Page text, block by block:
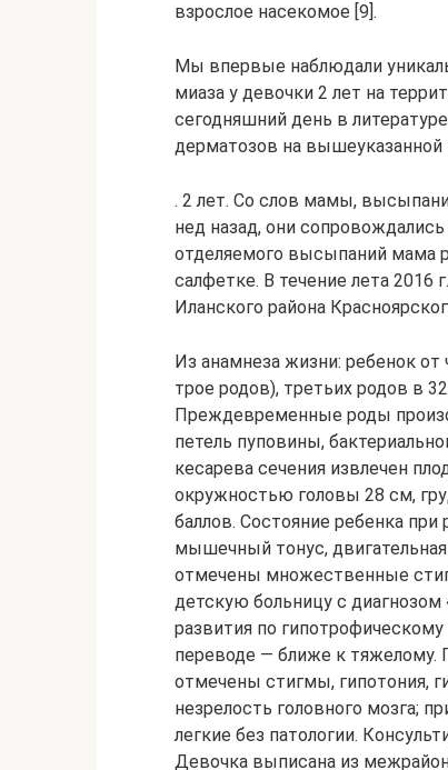
взрослое насекомое [9].
Мы впервые наблюдали
миаза у девочки 2 лет на
сегодняшний день в
дерматозов на вышеуказанной
. 2 лет. Со слов мамы,
нед назад, они
отделяемого высыпаний мама
салфетке. В течение лета 2016
Иланского района
Из анамнеза жизни: ребенок
трое родов), третьих родов в
Преждевременные роды
петель пуповины,
кесарева сечения извлечен
окружностью головы 28 см,
баллов. Состояние ребенка
мышечный тонус,
отмечены множественные
детскую больницу с
развития по
переводе — ближе к тяжелому.
отмечены стигмы, гипотония,
незрелость головного мозга;
легкие без патологии.
Девочка выписана из